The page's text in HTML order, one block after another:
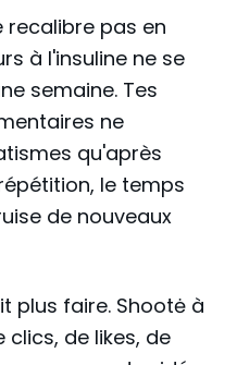
recalibre pas en
à l'insuline ne se
semaine. Tes
ne
qu'après
le temps
de nouveaux
plus faire. Shootė à
de likes, de